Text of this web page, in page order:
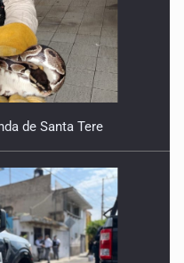
de Santa Tere